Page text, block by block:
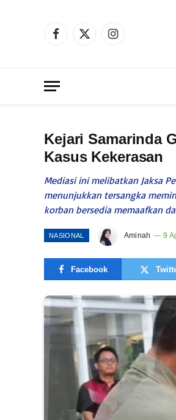
Facebook
X
Instagram
Kejari Samarinda
Kasus Kekerasan
Mediasi ini melibatkan Jaksa
menunjukkan tersangka
korban bersedia memaafkan
NASIONAL Aminah 9
Facebook